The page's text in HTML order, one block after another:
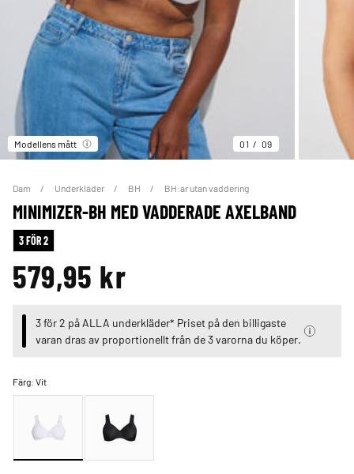
Modellens mått 01 09
Dam Underkläder BH BH:ar utan vaddering
MINIMIZER-BH MED VADDERADE AXELBAND
3 FÖR 2
579,95 kr
3 för 2 på ALLA underkläder* Priset på den billigaste
varan dras av proportionellt från de 3 varorna du köper.
Färg:Vit